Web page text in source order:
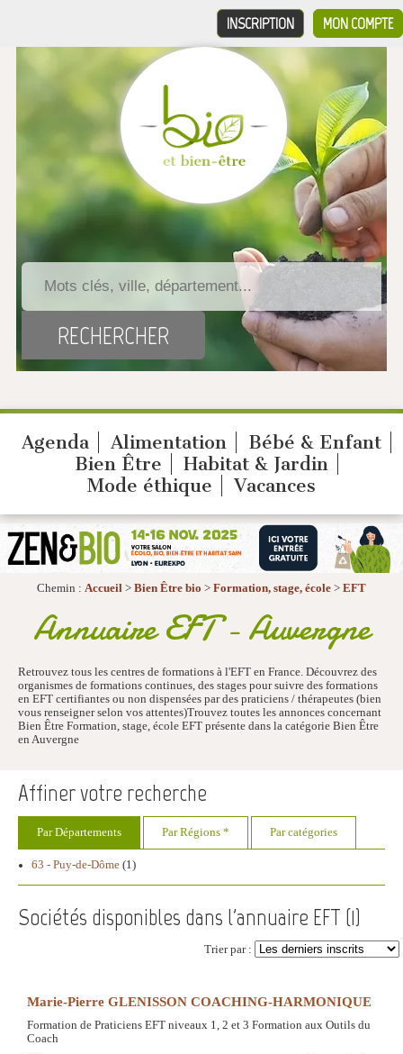
MON COMPTE
INSCRIPTION
Agenda Alimentation
Bébé & Enfant
Bien Être
Habitat & Jardin
Mode éthique
Vacances
Chemin : Accueil > Bien Être bio > Formation, stage, école > EFT
Annuaire EFT - Auvergne
Retrouvez tous les centres de formations à l'EFT en France. Découvrez des
organismes de formations continues, des stages pour suivre des formations
en EFT certifiantes ou non dispensées par des praticiens / thérapeutes (bien
vous renseigner selon vos attentes)Trouvez toutes les annonces concernant
Bien Être Formation, stage, école EFT présente dans la catégorie Bien Être
en Auvergne
Affiner votre recherche
Par Départements Par Régions * Par catégories
63 - Puy-de-Dôme (1)
Sociétés disponibles dans l'annuaire EFT (1)
Trier par :
Marie-Pierre GLENISSON COACHING-HARMONIQUE
Formation de Praticiens EFT niveaux 1, 2 et 3 Formation aux Outils du
Coach